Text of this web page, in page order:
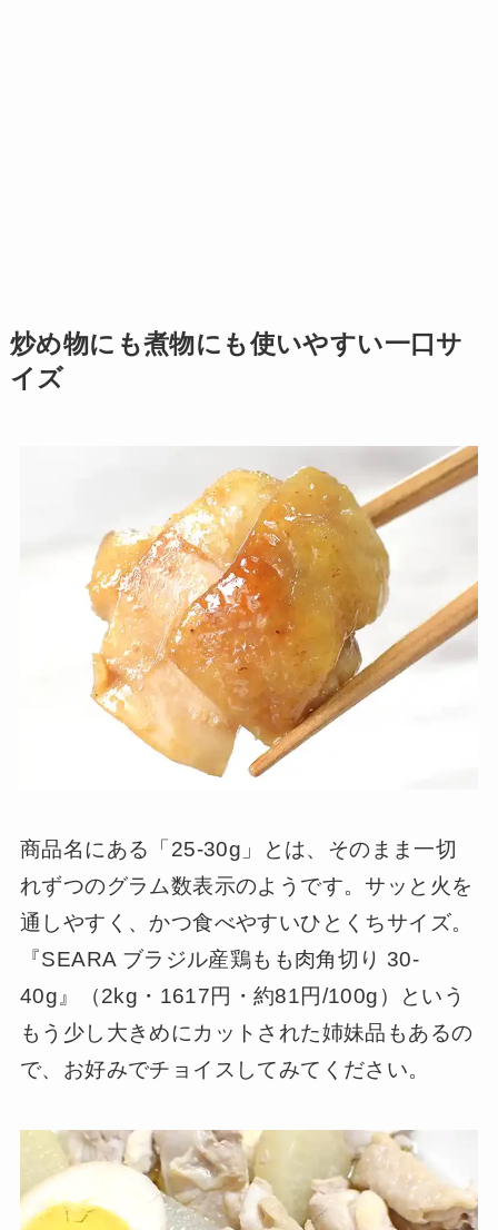
炒め物にも煮物にも使いやすい一口サ
イズ
商品名にある「25-30g」とは、そのまま一切
れずつのグラム数表示のようです。サッと火を
通しやすく、かつ食べやすいひとくちサイズ。
『SEARA ブラジル産鶏もも肉角切り 30-
40g』（2kg・1617円・約81円/100g）という
もう少し大きめにカットされた姉妹品もあるの
で、お好みでチョイスしてみてください。